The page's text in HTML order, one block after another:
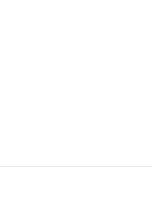
1047 заявок